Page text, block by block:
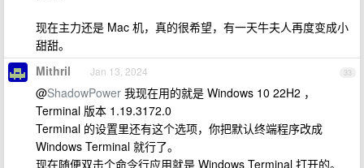
现在主力还是 Mac 机，真的很希望，有一天牛夫人再度变成小
甜甜。
33
Mithril Jan 13, 2024
@ShadowPower 我现在用的就是 Windows 10 22H2 ，
Terminal 版本 1.19.3172.0
Terminal 的设置里还有这个选项，你把默认终端程序改成
Windows Terminal 就行了。
现在随便双击个命令行应用就是 Windows Terminal 打开的。